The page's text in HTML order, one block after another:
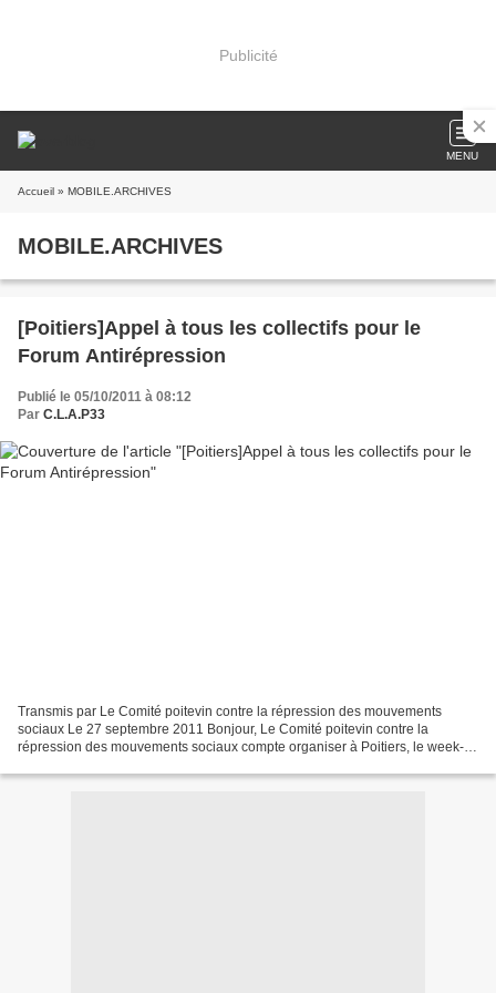
Publicité
MENU
Accueil » MOBILE.ARCHIVES
MOBILE.ARCHIVES
[Poitiers]Appel à tous les collectifs pour le
Forum Antirépression
Publié le 05/10/2011 à 08:12
Par C.L.A.P33
Transmis par Le Comité poitevin contre la répression des mouvements
sociaux Le 27 septembre 2011 Bonjour, Le Comité poitevin contre la
répression des mouvements sociaux compte organiser à Poitiers, le week-